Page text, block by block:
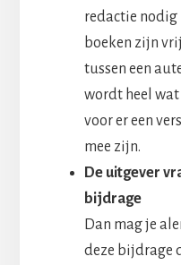
redactie nodig
boeken zijn
tussen een
wordt heel wat
voor er een
mee zijn.
De uitgever
bijdrage
Dan mag je
deze bijdrage